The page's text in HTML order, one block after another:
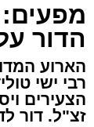
מפעים:
הדור
הארוע
רבי ישי
הצעירים
זצ"ל. דור